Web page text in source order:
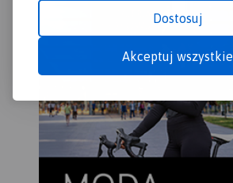
Dostosuj
Akceptuj wszystkie